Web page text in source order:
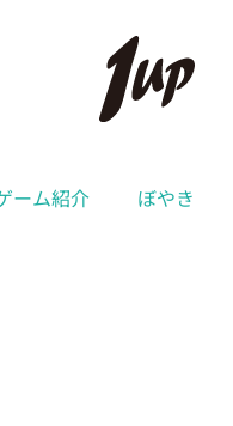
ーム紹介 ぼやき